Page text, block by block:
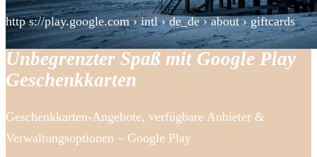
http s://play.google.com › intl › de_de › about › giftcards
Unbegrenzter Spaß mit Google Play
Geschenkkarten
Geschenkkarten-Angebote, verfügbare Anbieter &
Verwaltungsoptionen – Google Play